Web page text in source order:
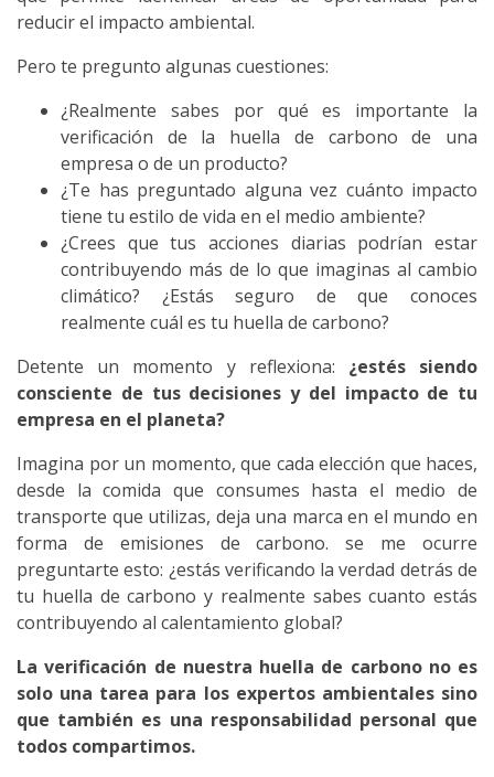
reducir el impacto ambiental.
Pero te pregunto algunas cuestiones:
¿Realmente sabes por qué es importante la
verificación de la huella de carbono de una
empresa o de un producto?
¿Te has preguntado alguna vez cuánto impacto
tiene tu estilo de vida en el medio ambiente?
¿Crees que tus acciones diarias podrían estar
contribuyendo más de lo que imaginas al cambio
climático? ¿Estás seguro de que conoces
realmente cuál es tu huella de carbono?
Detente un momento y reflexiona: ¿estés siendo
consciente de tus decisiones y del impacto de tu
empresa en el planeta?
Imagina por un momento, que cada elección que haces,
desde la comida que consumes hasta el medio de
transporte que utilizas, deja una marca en el mundo en
forma de emisiones de carbono. se me ocurre
preguntarte esto: ¿estás verificando la verdad detrás de
tu huella de carbono y realmente sabes cuanto estás
contribuyendo al calentamiento global?
La verificación de nuestra huella de carbono no es
solo una tarea para los expertos ambientales sino
que también es una responsabilidad personal que
todos compartimos.